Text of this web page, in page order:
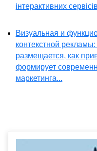
інтерактивних
Визуальная и
контекстной
размещается, как
формирует
маркетинга...